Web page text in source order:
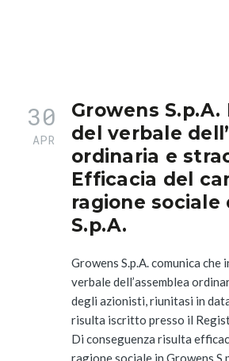
30
APR
Growens S.p.A.
del verbale
ordinaria e
Efficacia del
ragione sociale
S.p.A.
Growens S.p.A. comunica che
verbale dell’assemblea
degli azionisti, riunitasi in
risulta iscritto presso il
Di conseguenza risulta
ragione sociale in Growens